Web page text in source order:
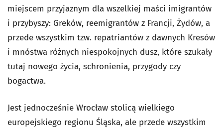
miejscem przyjaznym dla wszelkiej maści imigrantów
i przybyszy: Greków, reemigrantów z Francji, Żydów, a
przede wszystkim tzw. repatriantów z dawnych Kresów
i mnóstwa różnych niespokojnych dusz, które szukały
tutaj nowego życia, schronienia, przygody czy
bogactwa.
Jest jednocześnie Wrocław stolicą wielkiego
europejskiego regionu Śląska, ale przede wszystkim